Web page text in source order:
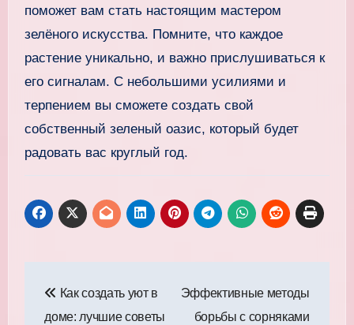
поможет вам стать настоящим мастером
зелёного искусства. Помните, что каждое
растение уникально, и важно прислушиваться к
его сигналам. С небольшими усилиями и
терпением вы сможете создать свой
собственный зеленый оазис, который будет
радовать вас круглый год.
по
Как создать уют в
доме: лучшие советы
Эффективные методы
борьбы с сорняками